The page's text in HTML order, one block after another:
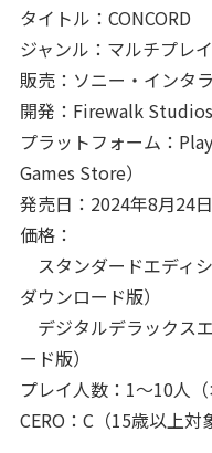
タイトル：CONCORD
ジャンル：マルチプレ
販売：ソニー・インタ
開発：Firewalk Studios
プラットフォーム：
Games Store）
発売日：2024年8月24
価格：
スタンダードエディ
ダウンロード版）
デジタルデラックス
ード版）
プレイ人数：1～10人（
CERO：C（15歳以上対